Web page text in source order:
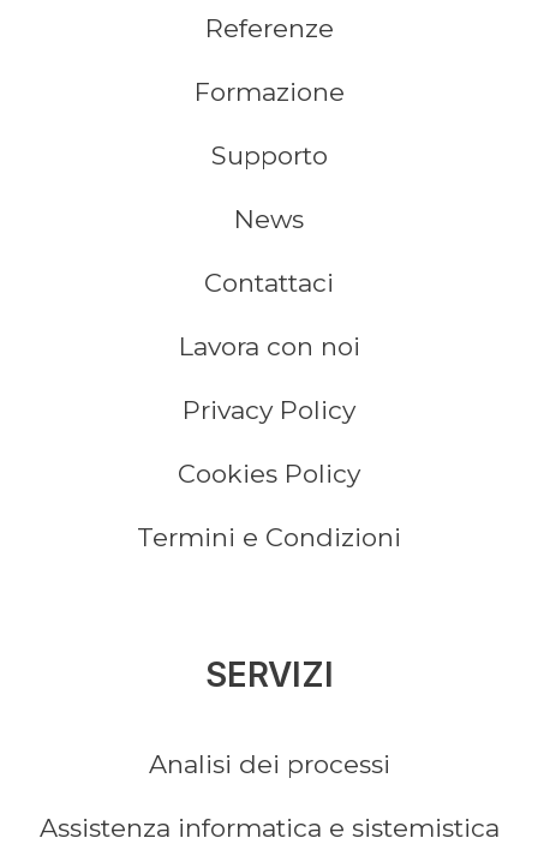
Referenze
Formazione
Supporto
News
Contattaci
Lavora con noi
Privacy Policy
Cookies Policy
Termini e Condizioni
SERVIZI
Analisi dei processi
Assistenza informatica e sistemistica